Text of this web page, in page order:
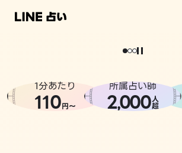
相談事例
どうせなら
。
1分あたり
110円〜
所属占い師
2,000人
超